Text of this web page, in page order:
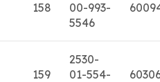
158
00-993-
5546
159
2530-
01-554-